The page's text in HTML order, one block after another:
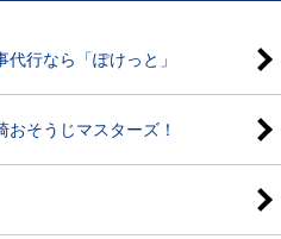
行なら「ぽけっと」
そうじマスターズ！